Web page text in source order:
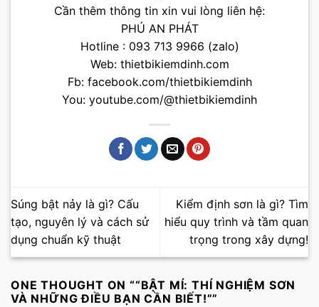
Cần thêm thông tin xin vui lòng liên hệ:
PHÚ AN PHÁT
Hotline : 093 713 9966 (zalo)
Web: thietbikiemdinh.com
Fb: facebook.com/thietbikiemdinh
You: youtube.com/@thietbikiemdinh
Súng bật nảy là gì? Cấu
tạo, nguyên lý và cách sử
dụng chuẩn kỹ thuật
Kiểm định sơn là gì? Tìm
hiểu quy trình và tầm quan
trọng trong xây dựng!
ONE THOUGHT ON ““BẬT MÍ: THÍ NGHIỆM SƠN
VÀ NHỮNG ĐIỀU BẠN CẦN BIẾT!””